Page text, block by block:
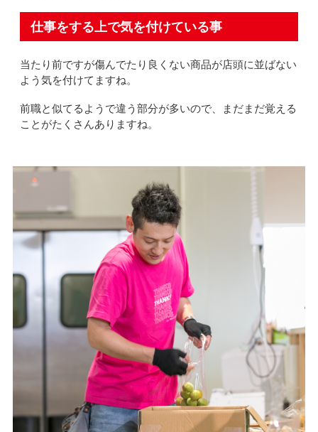
仕事をする上で気を付けている事
当たり前ですが傷んでたり良くない商品が店頭に並ばない
よう気を付けてますね。
前職と似てるようで違う部分が多いので、まだまだ覚える
ことがたくさんありますね。